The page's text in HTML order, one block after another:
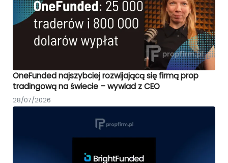
OneFunded najszybciej rozwijającą się firmą prop
tradingową na świecie – wywiad z CEO
28/07/2026